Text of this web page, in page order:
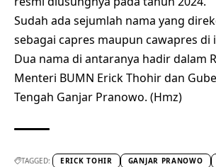
Sudah ada sejumlah nama yang
sebagai capres maupun cawapres di
Dua nama di antaranya hadir dalam
Menteri BUMN Erick Thohir dan
Tengah Ganjar Pranowo. (Hmz)
TAGGED: ERICK TOHIR GANJAR PRANOWO